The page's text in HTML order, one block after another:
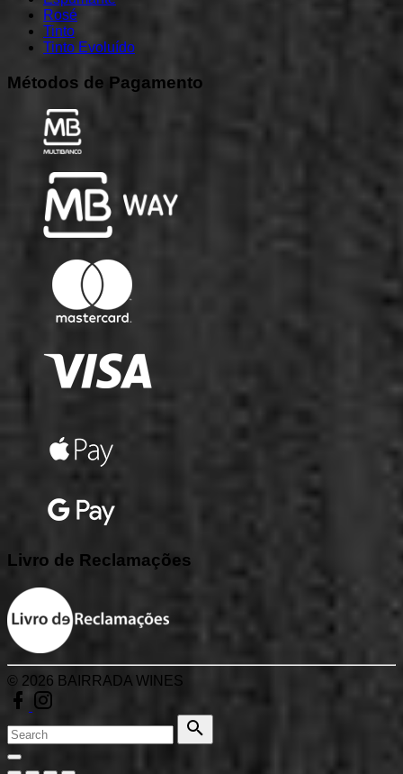
Rosé
Tinto
Tinto Evoluído
Métodos de Pagamento
Livro de Reclamações
© 2026 BAIRRADA WINES
facebook
Search
to